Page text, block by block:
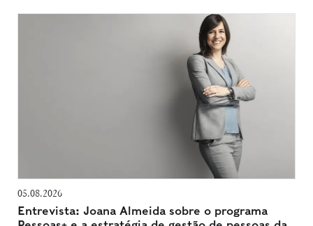
05.08.2026
Entrevista: Joana Almeida sobre o programa